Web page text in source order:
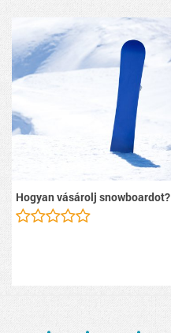
Hogyan vásárolj snowboardot?